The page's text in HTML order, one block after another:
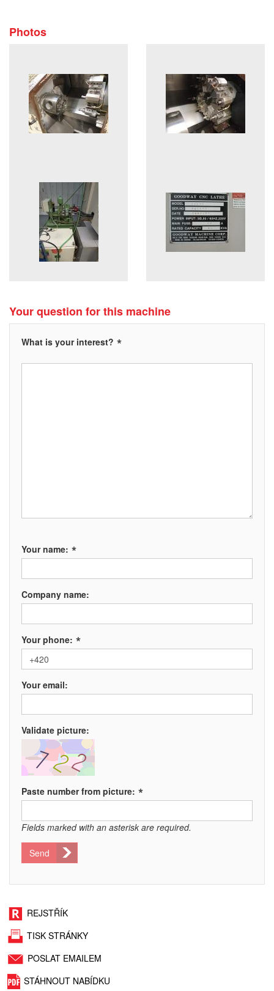
Photos
Your question for this machine
What is your interest? *
Your name: *
Company name:
Your phone: *
Your email:
Validate picture:
Paste number from picture: *
Fields marked with an asterisk are required.
Send
REJSTŘÍK
TISK STRÁNKY
POSLAT EMAILEM
STÁHNOUT NABÍDKU